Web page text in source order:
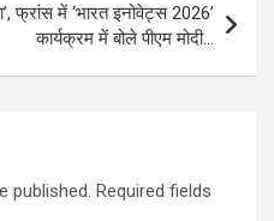
फ्रांस में ‘भारत इनोवेट्स 2026’
कार्यक्रम में बोले पीएम मोदी…
published. Required fields